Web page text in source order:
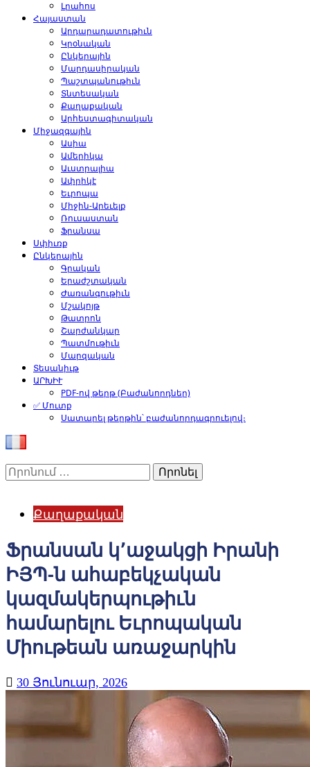
Լրահոս
Հայաստան
Արդարադատութիւն
Կրօնական
Ընկերային
Մարդասիրական
Պաշտպանութիւն
Տնտեսական
Քաղաքական
Արհեստագիտական
Միջազգային
Ասիա
Ամերիկա
Աւստրալիա
Ափրիկէ
Եւրոպա
Միջին-Արեւելք
Ռուսաստան
Ֆրանսա
Սփիւռք
Ընկերային
Գրական
Երաժշտական
Ժառանգութիւն
Մշակոյթ
Թատրոն
Շարժանկար
Պատմութիւն
Մարզական
Տեսանիւթ
ԱՐԽԻՒ
PDF-ով թերթ (Բաժանորդներ)
✅ Մուտք
Սատարել թերթին՝ բաժանորդագրուելով։
Որոնել՝
Քաղաքական
Ֆրանսան կ՚աջակցի Իրանի
ԻՅՊ-ն ահաբեկչական
կազմակերպութիւն
համարելու Եւրոպական
Միութեան առաջարկին
30 Յունուար, 2026